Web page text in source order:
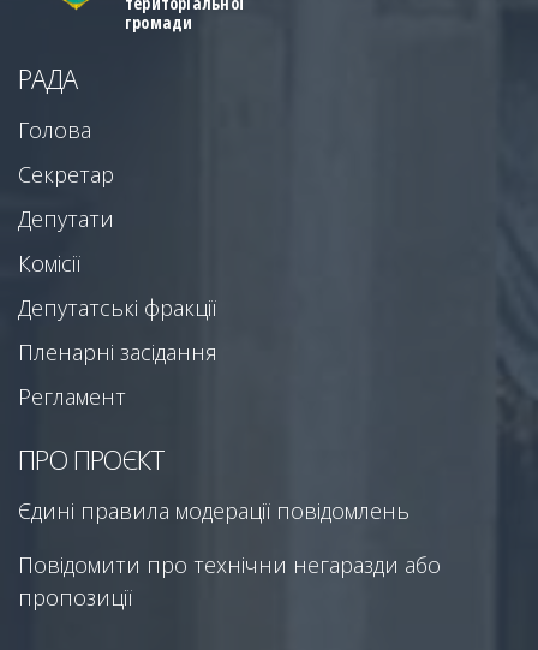
громади
РАДА
Голова
Секретар
Депутати
Комісії
Депутатські фракції
Пленарні засідання
Регламент
ПРО ПРОЄКТ
Єдині правила модерації повідомлень
Повідомити про технічни негаразди або
пропозиції